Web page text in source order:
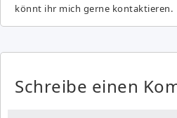
könnt ihr mich gerne kontaktieren.
Schreibe einen